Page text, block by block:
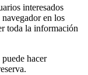
interesados
navegador en los
toda la información
hacer